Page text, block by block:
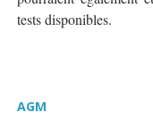
tests disponibles.
AGM